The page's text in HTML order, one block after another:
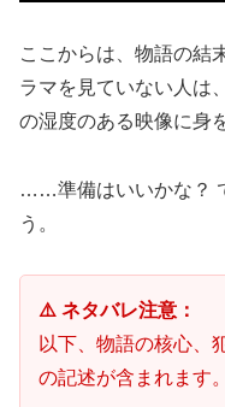
ここからは、物語の結
ラマを見ていない人は
の湿度のある映像に身
……準備はいいかな？
う。
⚠️ ネタバレ注意：
以下、物語の核心、
の記述が含まれます。